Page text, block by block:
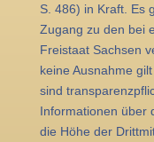
S. 486) in Kraft. Es
Zugang zu den bei
Freistaat Sachsen
keine Ausnahme
sind
Informationen über
die Höhe der